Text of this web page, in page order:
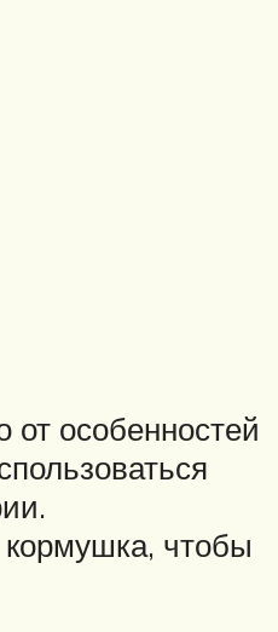
особенностей
чтобы